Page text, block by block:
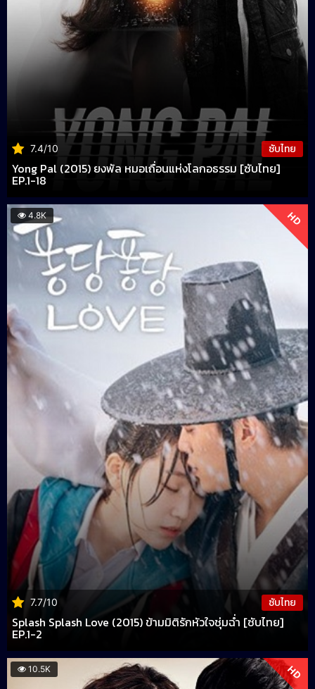
7.4/10 ซับไทย
Yong Pal (2015) ยงพัล หมอเถื่อนแห่งโลกอธรรม [ซับไทย]
EP.1-18
4.8K HD
7.7/10 ซับไทย
Splash Splash Love (2015) ข้ามมิติรักหัวใจชุ่มฉ่ำ [ซับไทย]
EP.1-2
10.5K HD